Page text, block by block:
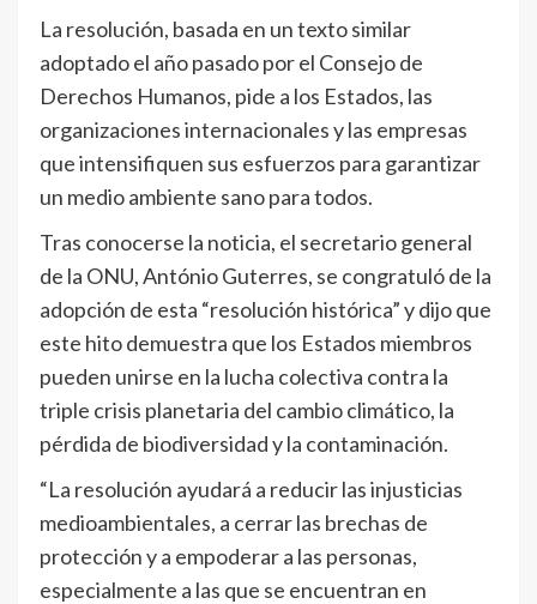
La resolución, basada en un texto similar
adoptado el año pasado por el Consejo de
Derechos Humanos, pide a los Estados, las
organizaciones internacionales y las empresas
que intensifiquen sus esfuerzos para garantizar
un medio ambiente sano para todos.
Tras conocerse la noticia, el secretario general
de la ONU, António Guterres, se congratuló de la
adopción de esta “resolución histórica” y dijo que
este hito demuestra que los Estados miembros
pueden unirse en la lucha colectiva contra la
triple crisis planetaria del cambio climático, la
pérdida de biodiversidad y la contaminación.
“La resolución ayudará a reducir las injusticias
medioambientales, a cerrar las brechas de
protección y a empoderar a las personas,
especialmente a las que se encuentran en